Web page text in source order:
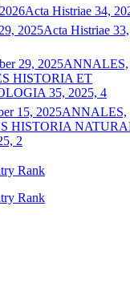
Acta Histriae 34,
2025Acta Histriae 33,
29, 2025ANNALES,
HISTORIA ET
35, 2025, 4
15, 2025ANNALES,
HISTORIA
2